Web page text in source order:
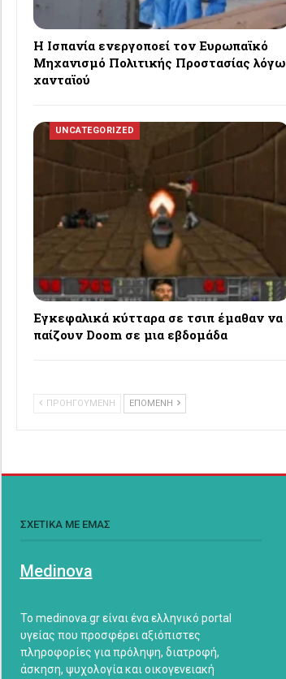
Η Ισπανία ενεργοποεί τον Ευρωπαϊκό
Μηχανισμό Πολιτικής Προστασίας λόγω
χανταϊού
UNCATEGORIZED
Εγκεφαλικά κύτταρα σε τσιπ έμαθαν να
παίζουν Doom σε μια εβδομάδα
ΠΡΟΗΓΟΥΜΕΝΗ ΕΠΟΜΕΝΗ
ΣΧΕΤΙΚΑ ΜΕ ΕΜΑΣ
Medinova
Το medinova.gr είναι ένα ελληνικό portal
υγείας που προσφέρει αξιόπιστες
πληροφορίες για πρόληψη, διατροφή,
άσκηση, ψυχολογία και οικογενειακή